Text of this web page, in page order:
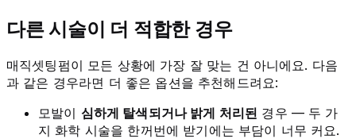
다른 시술이 더 적합한 경우
매직셋팅펌이 모든 상황에 가장 잘 맞는 건 아니에요. 다음
과 같은 경우라면 더 좋은 옵션을 추천해드려요:
모발이 심하게 탈색되거나 밝게 처리된 경우 — 두 가
지 화학 시술을 한꺼번에 받기에는 부담이 너무 커요.